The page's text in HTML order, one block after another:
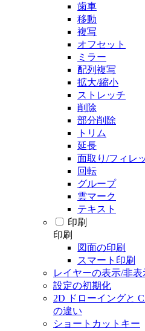
歯車
移動
複写
オフセット
ミラー
配列複写
拡大/縮小
ストレッチ
削除
部分削除
トリム
延長
面取り/フィレ
回転
グループ
雲マーク
テキスト
印刷
印刷
図面の印刷
スマート印刷
レイヤーの表示/非
設定の初期化
2D ドローイングと
の違い
ショートカットキー